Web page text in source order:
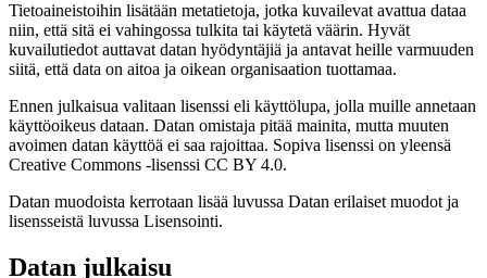
Tietoaineistoihin lisätään metatietoja, jotka kuvailevat avattua dataa
niin, että sitä ei vahingossa tulkita tai käytetä väärin. Hyvät
kuvailutiedot auttavat datan hyödyntäjiä ja antavat heille varmuuden
siitä, että data on aitoa ja oikean organisaation tuottamaa.
Ennen julkaisua valitaan lisenssi eli käyttölupa, jolla muille annetaan
käyttöoikeus dataan. Datan omistaja pitää mainita, mutta muuten
avoimen datan käyttöä ei saa rajoittaa. Sopiva lisenssi on yleensä
Creative Commons -lisenssi CC BY 4.0.
Datan muodoista kerrotaan lisää luvussa Datan erilaiset muodot ja
lisensseistä luvussa Lisensointi.
Datan julkaisu